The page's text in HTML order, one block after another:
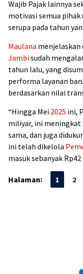
Wajib Pajak lainnya
motivasi semua
serupa pada tahun
Maulana menjelaskan
Jambisudah
tahun lalu, yang
performa layanan
berdasarkan nilai
“Hingga Mei 2025 ini,
miliyar, ini meningkat
sama, dan juga
ini telah dikelola
masuk sebanyak
Halaman: 1 2